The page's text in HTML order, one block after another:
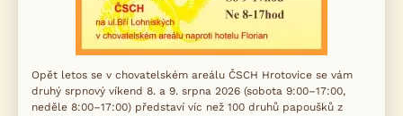
Opět letos se v chovatelském areálu ČSCH Hrotovice se vám
druhý srpnový víkend 8. a 9. srpna 2026 (sobota 9:00–17:00,
neděle 8:00–17:00) představí víc než 100 druhů papoušků z